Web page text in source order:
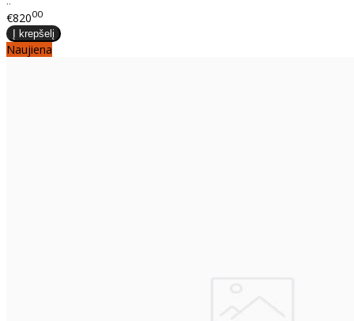
€82000
Naujiena